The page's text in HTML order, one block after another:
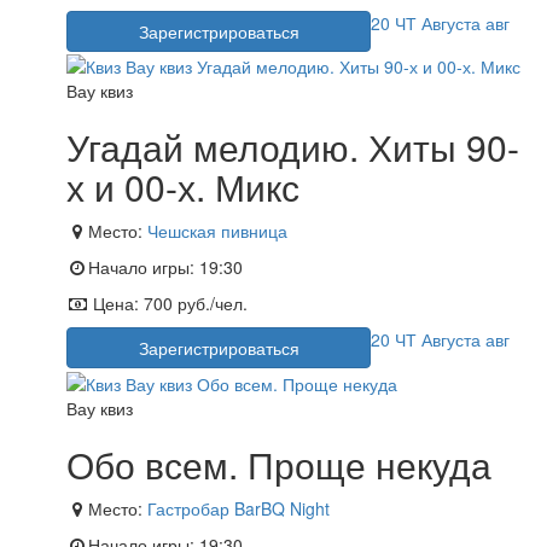
Зарегистрироваться
20 ЧТ Августа авг
Вау квиз
Угадай мелодию. Хиты 90-
х и 00-х. Микс
Место: Чешская пивница
Начало игры: 19:30
Цена: 700 руб./чел.
Зарегистрироваться
20 ЧТ Августа авг
Вау квиз
Обо всем. Проще некуда
Место: Гастробар BarBQ Night